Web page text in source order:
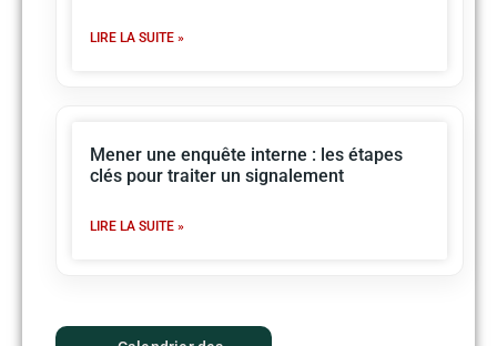
LIRE LA SUITE »
Mener une enquête interne : les étapes
clés pour traiter un signalement
LIRE LA SUITE »